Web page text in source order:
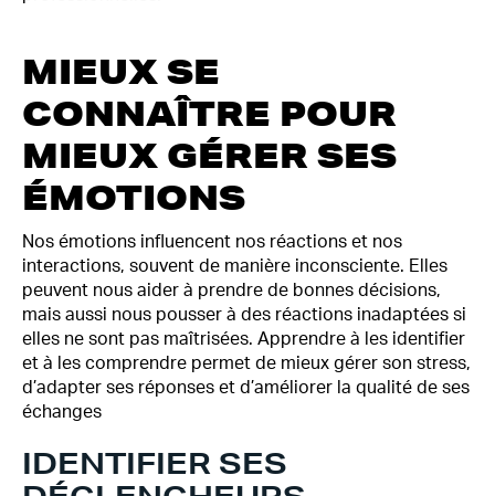
MIEUX SE
CONNAÎTRE POUR
MIEUX GÉRER SES
ÉMOTIONS
Nos émotions influencent nos réactions et nos
interactions, souvent de manière inconsciente. Elles
peuvent nous aider à prendre de bonnes décisions,
mais aussi nous pousser à des réactions inadaptées si
elles ne sont pas maîtrisées. Apprendre à les identifier
et à les comprendre permet de mieux gérer son stress,
d’adapter ses réponses et d’améliorer la qualité de ses
échanges
IDENTIFIER SES